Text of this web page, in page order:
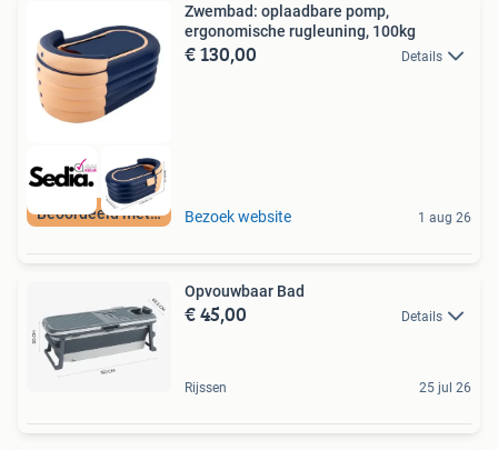
Beoordeeld met 9+
Zwembad: oplaadbare pomp,
ergonomische rugleuning, 100kg
€ 130,00 Details
Bezoek website 1 aug 26
Opvouwbaar Bad
€ 45,00 Details
Rijssen 25 jul 26